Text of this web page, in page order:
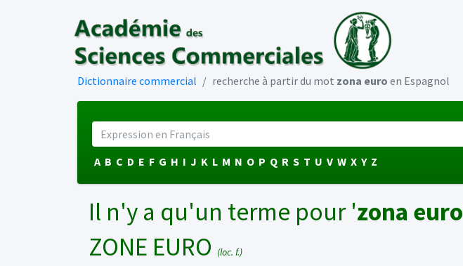
Dictionnaire commercial recherche à partir du mot zona euro en Espagnol
A B C D E F G H I J K L M N O P Q R S T U V W X Y Z
Il n'y a qu'un terme pour 'zona euro
ZONE EURO (loc. f.)